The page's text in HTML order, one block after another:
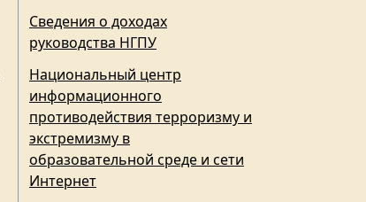
Сведения о доходах
руководства НГПУ
Национальный центр
информационного
противодействия терроризму и
экстремизму в
образовательной среде и сети
Интернет